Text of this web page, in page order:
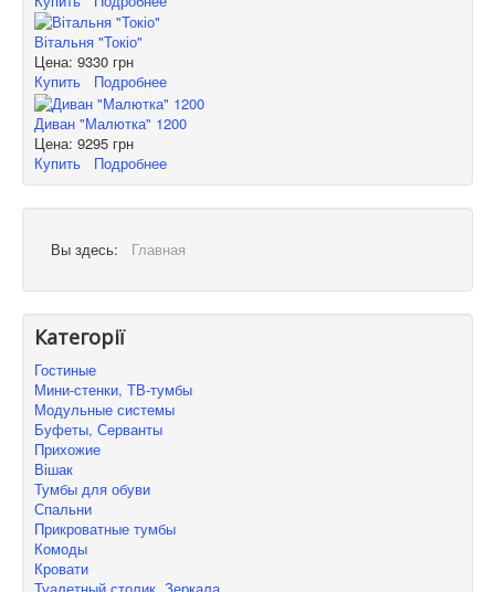
Вітальня "Токіо"
Цена: 9330 грн
Купить
Подробнее
Диван "Малютка" 1200
Цена: 9295 грн
Купить
Подробнее
Вы здесь: Главная
Категорії
Гостиные
Мини-стенки, ТВ-тумбы
Модульные системы
Буфеты, Серванты
Прихожие
Вішак
Тумбы для обуви
Спальни
Прикроватные тумбы
Комоды
Кровати